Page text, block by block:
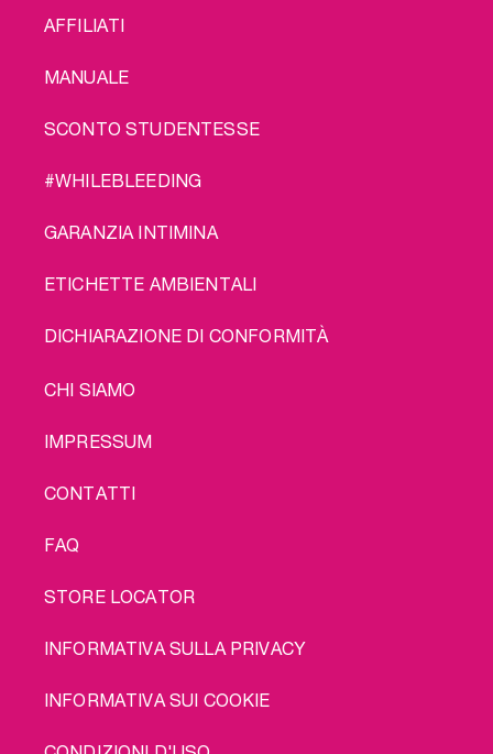
AFFILIATI
MANUALE
SCONTO STUDENTESSE
#WHILEBLEEDING
GARANZIA INTIMINA
ETICHETTE AMBIENTALI
DICHIARAZIONE DI CONFORMITÀ
LEGAL
CHI SIAMO
IMPRESSUM
CONTATTI
FAQ
STORE LOCATOR
INFORMATIVA SULLA PRIVACY
INFORMATIVA SUI COOKIE